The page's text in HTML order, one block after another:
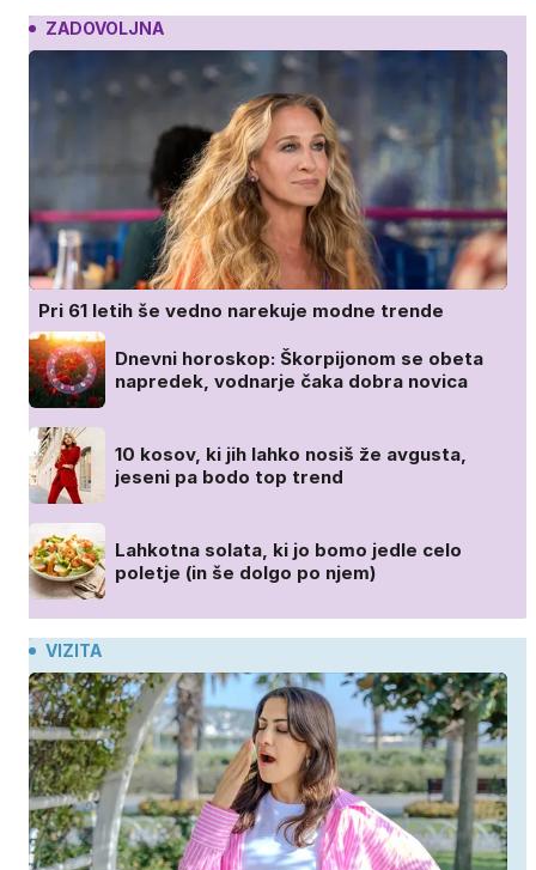
ZADOVOLJNA
Pri 61 letih še vedno narekuje modne trende
Dnevni horoskop: Škorpijonom se obeta
napredek, vodnarje čaka dobra novica
10 kosov, ki jih lahko nosiš že avgusta,
jeseni pa bodo top trend
Lahkotna solata, ki jo bomo jedle celo
poletje (in še dolgo po njem)
VIZITA